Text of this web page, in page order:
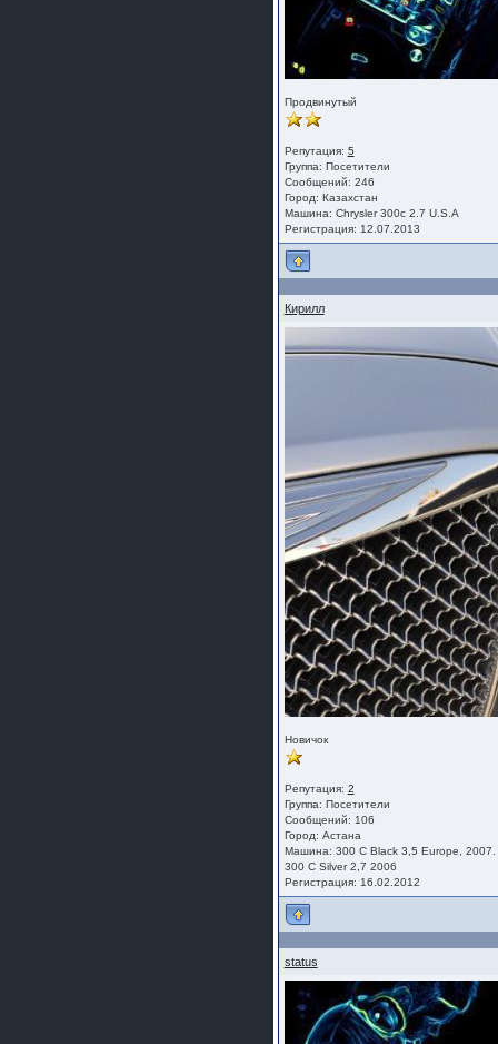
Продвинутый
Репутация: 5
Группа: Посетители
Сообщений: 246
Город: Казахстан
Машина: Chrysler 300c 2.7 U.S.A
Регистрация: 12.07.2013
Кирилл
Новичок
Репутация: 2
Группа: Посетители
Сообщений: 106
Город: Астана
Машина: 300 C Black 3,5 Europe, 2007.
300 C Silver 2,7 2006
Регистрация: 16.02.2012
status